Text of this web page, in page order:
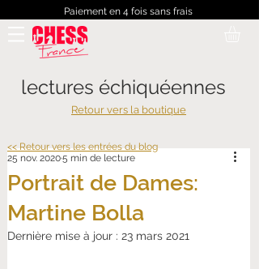
Paiement en 4 fois sans frais
lectures échiquéennes
Retour vers la boutique
Portrait de Dames:
Martine Bolla
25 nov. 20205 min de lecture
Dernière mise à jour : 23 mars 2021
<< Retour vers les entrées du blog